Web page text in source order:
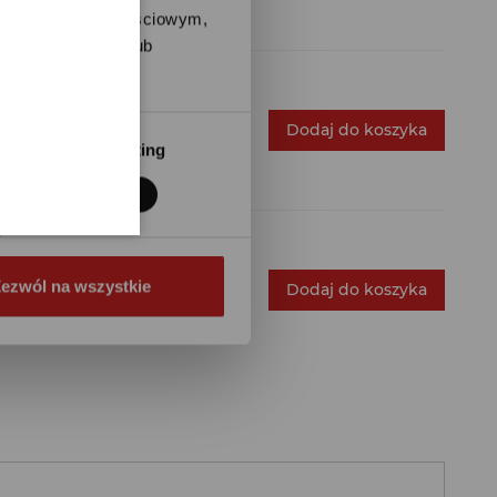
społecznościowym,
od Ciebie lub
Marketing
na wszystkie
Dodaj do koszyka
Dodaj do koszyka